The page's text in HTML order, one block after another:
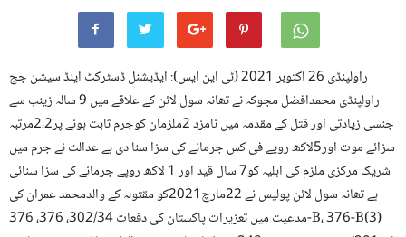
راولپنڈی 26 اکتوبر 2021 (ٹی این ایس): ایڈیشنل ڈسٹرکٹ اینڈ سیشن جج
راولپنڈی محمدافضل مجوکہ نے تھانہ سول لائن کے علاقے میں 9 سالہ زینب سے
جنسی زیادتی اور قتل کے مقدمہ میں نامزد 2ملزمان کوجرم ثابت ہونے پر2،2مرتبہ
سزائے موت اور5لاکھ روپے فی کس جرمانے کی سزا سنا دی ہے عدالت نے جرم میں
شریک مرکزی ملزم کی اہلیہ کو7 سال قید اور 1 لاکھ روپے جرمانے کی سزا سنائی
ہے تھانہ سول لائن پولیس نے 22مارچ2021کو مقتولہ کے والدمحمد عمران کی
مدعیت میں تعزیرات پاکستان کی دفعات 302/34، 376، 376-B، 376-B(3)